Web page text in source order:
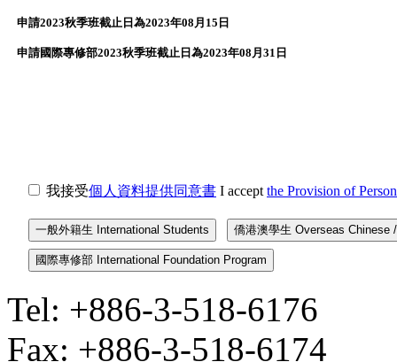
申請2023秋季班截止日為2023年08月15日
申請國際專修部2023秋季班截止日為2023年08月31日
我接受個人資料提供同意書 I accept the Provision of
一般外籍生 International Students
國際專修部 International Foundation Program
Tel: +886-3-518-6176
Fax: +886-3-518-6174